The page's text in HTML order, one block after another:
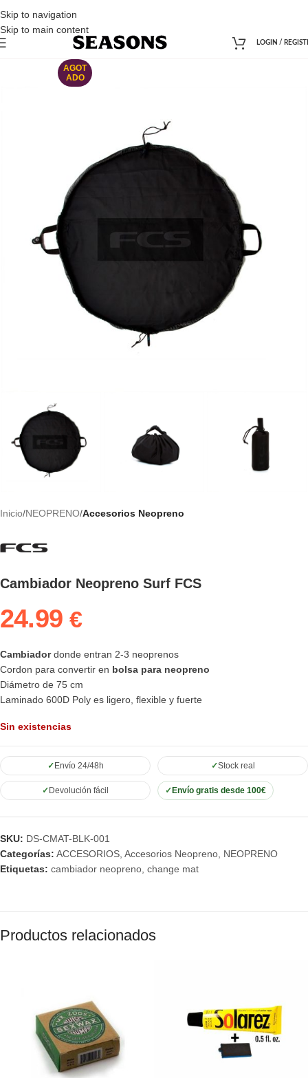
Skip to navigation
Skip to main content
LOGIN /
AGOT
ADO
Inicio NEOPRENO Accesorios Neopreno
Cambiador Neopreno Surf FCS
24.99€
Cambiadordonde entran 2-3 neoprenos
Cordon para convertir en bolsa para neopreno
Diámetro de 75 cm
Laminado 600D Poly es ligero, flexible y fuerte
Sin existencias
Envío 24/48h Stock real
Devolución fácil Envío gratis desde 100€
SKU: DS-CMAT-BLK-001
Categorías: ACCESORIOS, Accesorios Neopreno, NEOPRENO
Etiquetas: cambiador neopreno, change mat
Productos relacionados